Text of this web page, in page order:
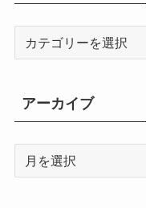
リ
ー
アーカイブ